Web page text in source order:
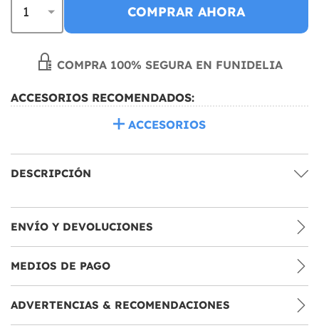
COMPRAR AHORA
COMPRA 100% SEGURA EN FUNIDELIA
ACCESORIOS RECOMENDADOS:
ACCESORIOS
DESCRIPCIÓN
ENVÍO Y DEVOLUCIONES
MEDIOS DE PAGO
ADVERTENCIAS & RECOMENDACIONES